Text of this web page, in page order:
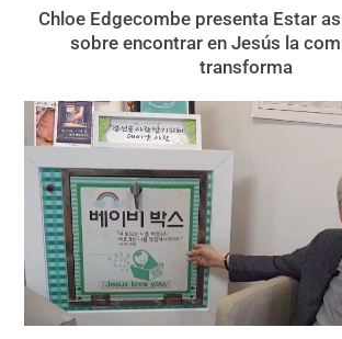
Chloe Edgecombe presenta Estar
sobre encontrar en Jesús la
transforma